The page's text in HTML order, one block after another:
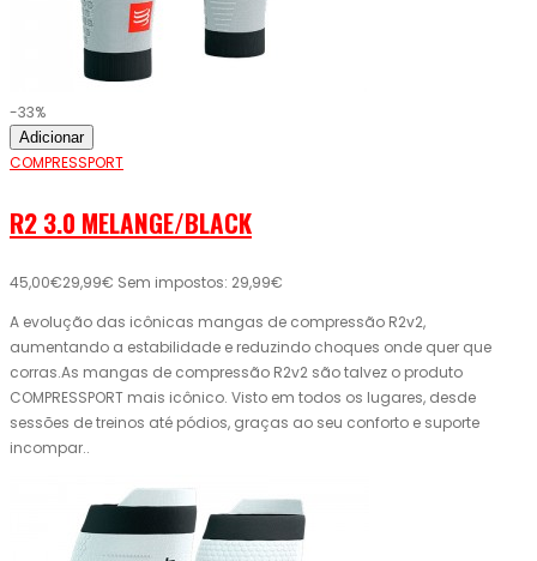
-33%
Adicionar
COMPRESSPORT
R2 3.0 MELANGE/BLACK
45,00€29,99€ Sem impostos: 29,99€
A evolução das icônicas mangas de compressão R2v2,
aumentando a estabilidade e reduzindo choques onde quer que
corras.As mangas de compressão R2v2 são talvez o produto
COMPRESSPORT mais icônico. Visto em todos os lugares, desde
sessões de treinos até pódios, graças ao seu conforto e suporte
incompar..